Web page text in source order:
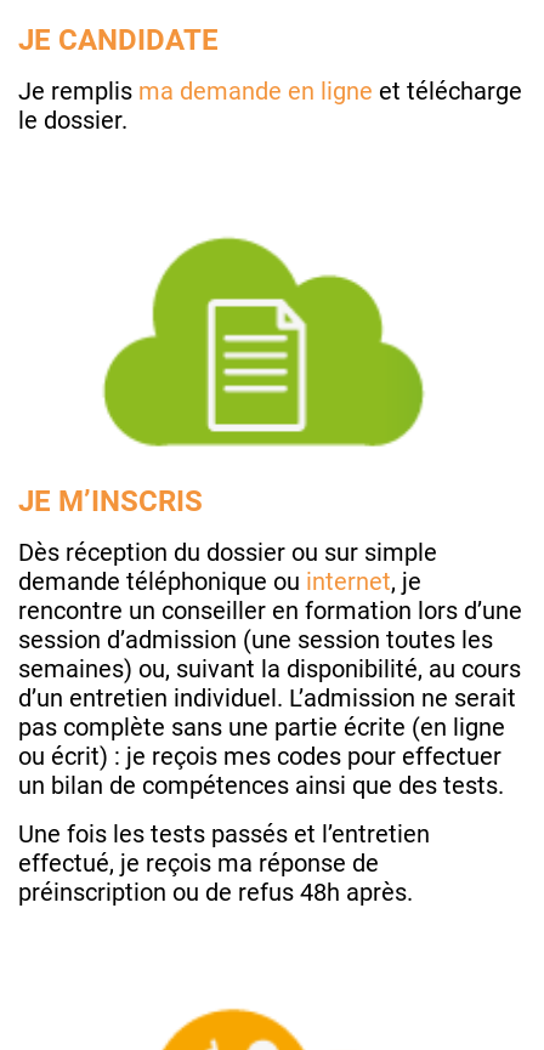
JE CANDIDATE
Je remplis ma demande en ligne et télécharge
le dossier.
JE M’INSCRIS
Dès réception du dossier ou sur simple
demande téléphonique ou internet, je
rencontre un conseiller en formation lors d’une
session d’admission (une session toutes les
semaines) ou, suivant la disponibilité, au cours
d’un entretien individuel. L’admission ne serait
pas complète sans une partie écrite (en ligne
ou écrit) : je reçois mes codes pour effectuer
un bilan de compétences ainsi que des tests.
Une fois les tests passés et l’entretien
effectué, je reçois ma réponse de
préinscription ou de refus 48h après.